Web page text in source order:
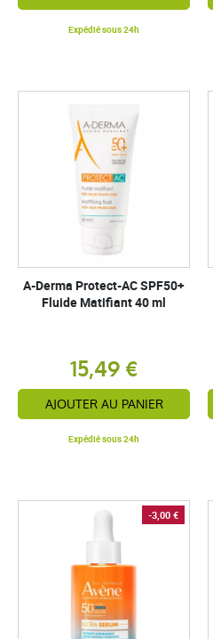
Expédié sous 24h
A-Derma Protect-AC SPF50+
Fluide Matifiant 40 ml
15,49 €
AJOUTER AU PANIER
Expédié sous 24h
-3,00 €